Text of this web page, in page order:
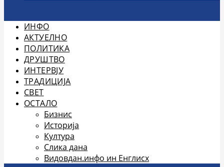
ИНФО
АКТУЕЛНО
ПОЛИТИКА
ДРУШТВО
ИНТЕРВЈУ
ТРАДИЦИЈА
СВЕТ
ОСТАЛО
Бизнис
Историја
Култура
Слика дана
Видовдан.инфо ин Енглисх